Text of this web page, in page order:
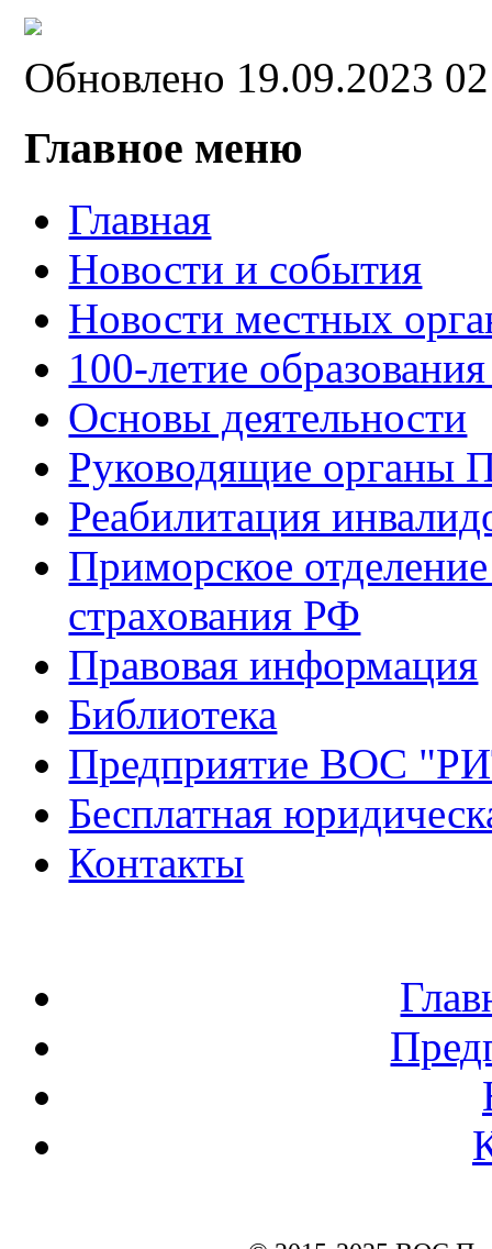
Обновлено 19.09.2023
Главное меню
Главная
Новости и события
Новости местных
100-летие
Основы деятельности
Руководящие органы
Реабилитация
Приморское
страхования РФ
Правовая информация
Библиотека
Предприятие ВОС
Бесплатная
Контакты